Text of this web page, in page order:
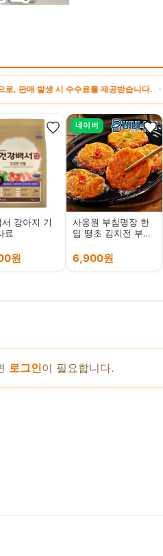
제공받습니다. · 이 포스팅은 토
강아지 기
료
원
네이버
사옹원 부침명장 한
입 땡초 김치전 부추
6,900원
로그인이 필요합니다.